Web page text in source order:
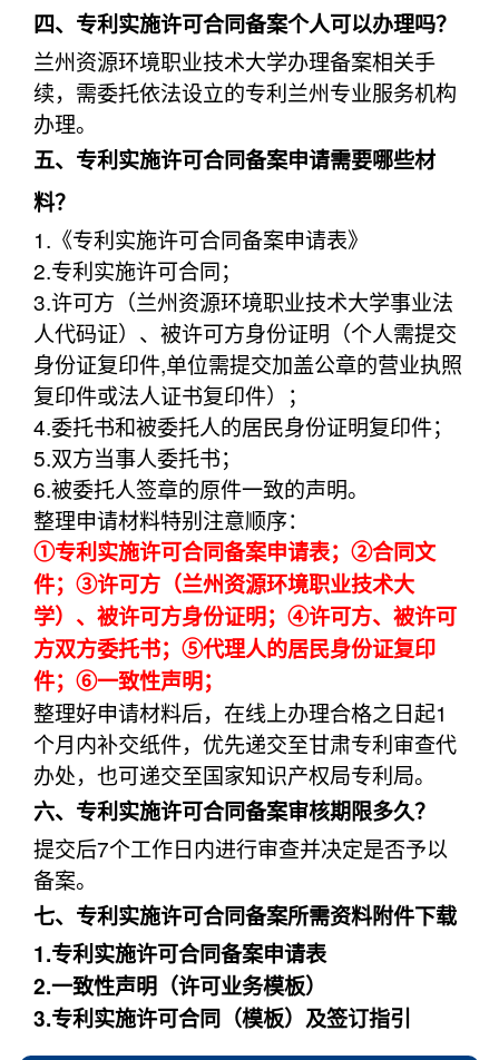
四、专利实施许可合同备案个人可以办理吗？
兰州资源环境职业技术大学办理备案相关手
续，需委托依法设立的专利兰州专业服务机构
办理。
五、专利实施许可合同备案申请需要哪些材
料？
1.《专利实施许可合同备案申请表》
2.专利实施许可合同；
3.许可方（兰州资源环境职业技术大学事业法
人代码证）、被许可方身份证明（个人需提交
身份证复印件,单位需提交加盖公章的营业执照
复印件或法人证书复印件）；
4.委托书和被委托人的居民身份证明复印件；
5.双方当事人委托书；
6.被委托人签章的原件一致的声明。
整理申请材料特别注意顺序：
①专利实施许可合同备案申请表；②合同文
件；③许可方（兰州资源环境职业技术大
学）、被许可方身份证明；④许可方、被许可
方双方委托书；⑤代理人的居民身份证复印
件；⑥一致性声明；
整理好申请材料后，在线上办理合格之日起1
个月内补交纸件，优先递交至甘肃专利审查代
办处，也可递交至国家知识产权局专利局。
六、专利实施许可合同备案审核期限多久？
提交后7个工作日内进行审查并决定是否予以
备案。
七、专利实施许可合同备案所需资料附件下载
1.专利实施许可合同备案申请表
2.一致性声明（许可业务模板）
3.专利实施许可合同（模板）及签订指引